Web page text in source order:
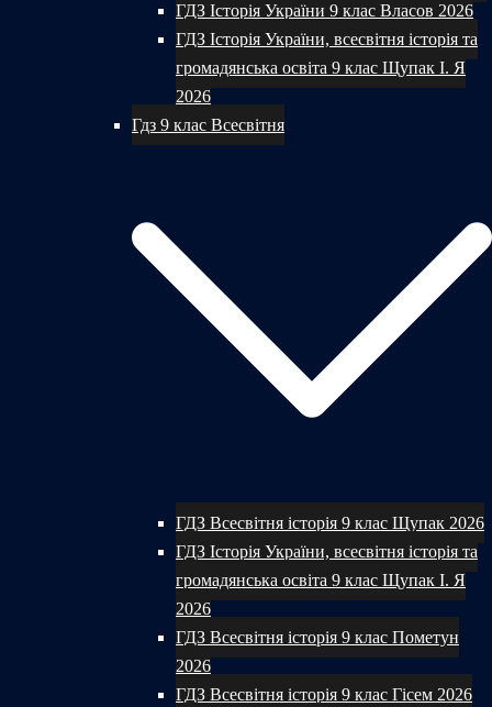
ГДЗ Історія України 9 клас Власов 2026
ГДЗ Історія України, всесвітня історія та
громадянська освіта 9 клас Щупак І. Я
2026
Гдз 9 клас Всесвітня
ГДЗ Всесвітня історія 9 клас Щупак 2026
ГДЗ Історія України, всесвітня історія та
громадянська освіта 9 клас Щупак І. Я
2026
ГДЗ Всесвітня історія 9 клас Пометун
2026
ГДЗ Всесвітня історія 9 клас Гісем 2026